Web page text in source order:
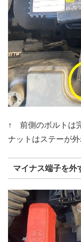
↑ 前側のボルトは
ナットはステーが
マイナス端子を外